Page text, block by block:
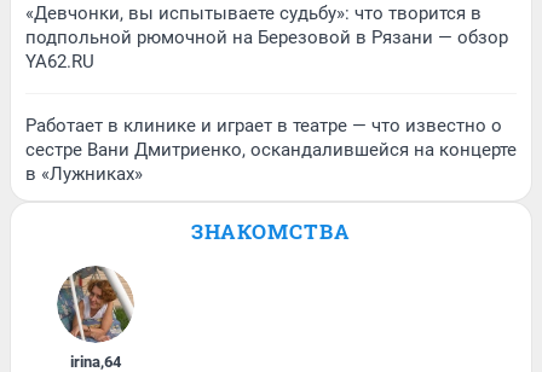
«Девчонки, вы испытываете судьбу»: что творится в
подпольной рюмочной на Березовой в Рязани — обзор
YA62.RU
Работает в клинике и играет в театре — что известно о
сестре Вани Дмитриенко, оскандалившейся на концерте
в «Лужниках»
ЗНАКОМСТВА
irina,64